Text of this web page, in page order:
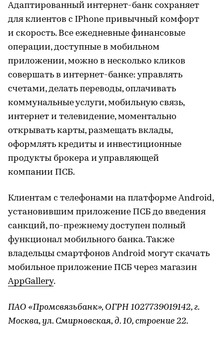
Адаптированный интернет-банк сохраняет
для клиентов с IPhone привычный комфорт
и скорость. Все ежедневные финансовые
операции, доступные в мобильном
приложении, можно в несколько кликов
совершать в интернет-банке: управлять
счетами, делать переводы, оплачивать
коммунальные услуги, мобильную связь,
интернет и телевидение, моментально
открывать карты, размещать вклады,
оформлять кредиты и инвестиционные
продукты брокера и управляющей
компании ПСБ.
Клиентам с телефонами на платформе Android,
установившим приложение ПСБ до введения
санкций, по-прежнему доступен полный
функционал мобильного банка. Также
владельцы смартфонов Android могут скачать
мобильное приложение ПСБ через магазин
AppGallery.
ПАО «Промсвязьбанк», ОГРН 1027739019142, г.
Москва, ул. Смирновская, д. 10, строение 22.